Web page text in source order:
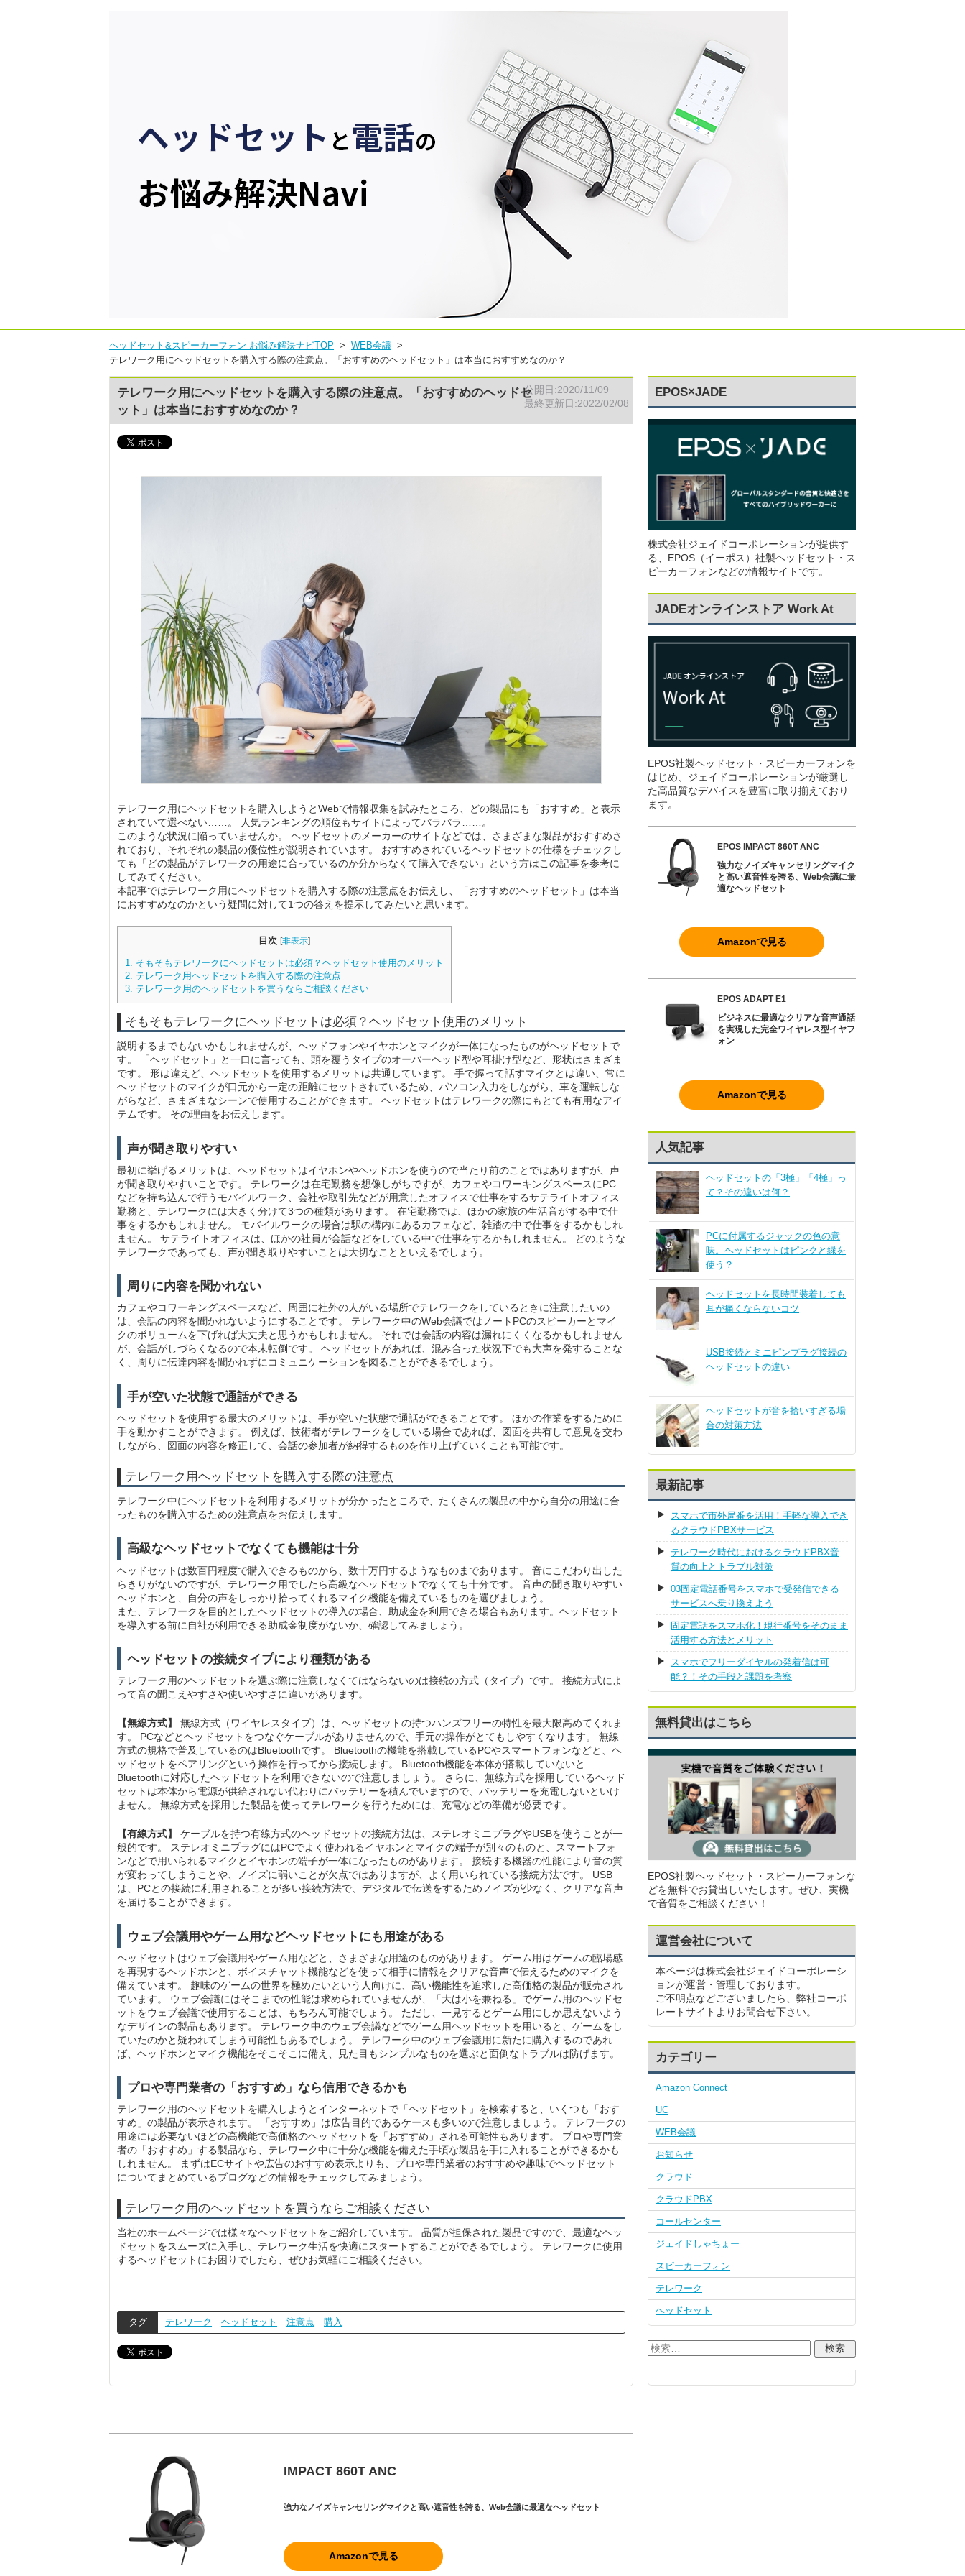
ヘッドセット&スピーカーフォン お悩み解決ナビTOP > WEB会議 >
テレワーク用にヘッドセットを購入する際の注意点。「おすすめのヘッドセット」は本当におすすめなのか？
テレワーク用にヘッドセットを購入する際の注意点。「おすすめのヘッドセ
ット」は本当におすすめなのか？
公開日:2020/11/09
最終更新日:2022/02/08
テレワーク用にヘッドセットを購入しようとWebで情報収集を試みたところ、どの製品にも「おすすめ」と表示
されていて選べない……。 人気ランキングの順位もサイトによってバラバラ……。
このような状況に陥っていませんか。 ヘッドセットのメーカーのサイトなどでは、さまざまな製品がおすすめさ
れており、それぞれの製品の優位性が説明されています。 おすすめされているヘッドセットの仕様をチェックし
ても「どの製品がテレワークの用途に合っているのか分からなくて購入できない」という方はこの記事を参考に
してみてください。
本記事ではテレワーク用にヘッドセットを購入する際の注意点をお伝えし、「おすすめのヘッドセット」は本当
におすすめなのかという疑問に対して1つの答えを提示してみたいと思います。
目次 [非表示]
1. そもそもテレワークにヘッドセットは必須？ヘッドセット使用のメリット
2. テレワーク用ヘッドセットを購入する際の注意点
3. テレワーク用のヘッドセットを買うならご相談ください
そもそもテレワークにヘッドセットは必須？ヘッドセット使用のメリット
説明するまでもないかもしれませんが、ヘッドフォンやイヤホンとマイクが一体になったものがヘッドセットで
す。 「ヘッドセット」と一口に言っても、頭を覆うタイプのオーバーヘッド型や耳掛け型など、形状はさまざま
です。 形は違えど、ヘッドセットを使用するメリットは共通しています。 手で握って話すマイクとは違い、常に
ヘッドセットのマイクが口元から一定の距離にセットされているため、パソコン入力をしながら、車を運転しな
がらなど、さまざまなシーンで使用することができます。 ヘッドセットはテレワークの際にもとても有用なアイ
テムです。 その理由をお伝えします。
声が聞き取りやすい
最初に挙げるメリットは、ヘッドセットはイヤホンやヘッドホンを使うので当たり前のことではありますが、声
が聞き取りやすいことです。 テレワークは在宅勤務を想像しがちですが、カフェやコワーキングスペースにPC
などを持ち込んで行うモバイルワーク、会社や取引先などが用意したオフィスで仕事をするサテライトオフィス
勤務と、テレワークには大きく分けて3つの種類があります。 在宅勤務では、ほかの家族の生活音がする中で仕
事をするかもしれません。 モバイルワークの場合は駅の構内にあるカフェなど、雑踏の中で仕事をするかもしれ
ません。 サテライトオフィスは、ほかの社員が会話などをしている中で仕事をするかもしれません。 どのような
テレワークであっても、声が聞き取りやすいことは大切なことといえるでしょう。
周りに内容を聞かれない
カフェやコワーキングスペースなど、周囲に社外の人がいる場所でテレワークをしているときに注意したいの
は、会話の内容を聞かれないようにすることです。 テレワーク中のWeb会議ではノートPCのスピーカーとマイ
クのボリュームを下げれば大丈夫と思うかもしれません。 それでは会話の内容は漏れにくくなるかもしれません
が、会話がしづらくなるので本末転倒です。 ヘッドセットがあれば、混み合った状況下でも大声を発することな
く、周りに伝達内容を聞かれずにコミュニケーションを図ることができるでしょう。
手が空いた状態で通話ができる
ヘッドセットを使用する最大のメリットは、手が空いた状態で通話ができることです。 ほかの作業をするために
手を動かすことができます。 例えば、技術者がテレワークをしている場合であれば、図面を共有して意見を交わ
しながら、図面の内容を修正して、会話の参加者が納得するものを作り上げていくことも可能です。
テレワーク用ヘッドセットを購入する際の注意点
テレワーク中にヘッドセットを利用するメリットが分かったところで、たくさんの製品の中から自分の用途に合
ったものを購入するための注意点をお伝えします。
高級なヘッドセットでなくても機能は十分
ヘッドセットは数百円程度で購入できるものから、数十万円するようなものまであります。 音にこだわり出した
らきりがないのですが、テレワーク用でしたら高級なヘッドセットでなくても十分です。 音声の聞き取りやすい
ヘッドホンと、自分の声をしっかり拾ってくれるマイク機能を備えているものを選びましょう。
また、テレワークを目的としたヘッドセットの導入の場合、助成金を利用できる場合もあります。ヘッドセット
を導入する前に自社が利用できる助成金制度がないか、確認してみましょう。
ヘッドセットの接続タイプにより種類がある
テレワーク用のヘッドセットを選ぶ際に注意しなくてはならないのは接続の方式（タイプ）です。 接続方式によ
って音の聞こえやすさや使いやすさに違いがあります。
【無線方式】
無線方式（ワイヤレスタイプ）は、ヘッドセットの持つハンズフリーの特性を最大限高めてくれま
す。 PCなどとヘッドセットをつなぐケーブルがありませんので、手元の操作がとてもしやすくなります。 無線
方式の規格で普及しているのはBluetoothです。 Bluetoothの機能を搭載しているPCやスマートフォンなどと、ヘ
ッドセットをペアリングという操作を行ってから接続します。 Bluetooth機能を本体が搭載していないと
Bluetoothに対応したヘッドセットを利用できないので注意しましょう。 さらに、無線方式を採用しているヘッド
セットは本体から電源が供給されない代わりにバッテリーを積んでいますので、バッテリーを充電しないといけ
ません。 無線方式を採用した製品を使ってテレワークを行うためには、充電などの準備が必要です。
【有線方式】
ケーブルを持つ有線方式のヘッドセットの接続方法は、ステレオミニプラグやUSBを使うことが一
般的です。 ステレオミニプラグにはPCでよく使われるイヤホンとマイクの端子が別々のものと、スマートフォ
ンなどで用いられるマイクとイヤホンの端子が一体になったものがあります。 接続する機器の性能により音の質
が変わってしまうことや、ノイズに弱いことが欠点ではありますが、よく用いられている接続方法です。 USB
は、PCとの接続に利用されることが多い接続方法で、デジタルで伝送をするためノイズが少なく、クリアな音声
を届けることができます。
ウェブ会議用やゲーム用などヘッドセットにも用途がある
ヘッドセットはウェブ会議用やゲーム用などと、さまざまな用途のものがあります。 ゲーム用はゲームの臨場感
を再現するヘッドホンと、ボイスチャット機能などを使って相手に情報をクリアな音声で伝えるためのマイクを
備えています。 趣味のゲームの世界を極めたいという人向けに、高い機能性を追求した高価格の製品が販売され
ています。 ウェブ会議にはそこまでの性能は求められていませんが、「大は小を兼ねる」でゲーム用のヘッドセ
ットをウェブ会議で使用することは、もちろん可能でしょう。 ただし、一見するとゲーム用にしか思えないよう
なデザインの製品もあります。 テレワーク中のウェブ会議などでゲーム用ヘッドセットを用いると、ゲームをし
ていたのかと疑われてしまう可能性もあるでしょう。 テレワーク中のウェブ会議用に新たに購入するのであれ
ば、ヘッドホンとマイク機能をそこそこに備え、見た目もシンプルなものを選ぶと面倒なトラブルは防げます。
プロや専門業者の「おすすめ」なら信用できるかも
テレワーク用のヘッドセットを購入しようとインターネットで「ヘッドセット」を検索すると、いくつも「おす
すめ」の製品が表示されます。 「おすすめ」は広告目的であるケースも多いので注意しましょう。 テレワークの
用途には必要ないほどの高機能で高価格のヘッドセットを「おすすめ」される可能性もあります。 プロや専門業
者の「おすすめ」する製品なら、テレワーク中に十分な機能を備えた手頃な製品を手に入れることができるかも
しれません。 まずはECサイトや広告のおすすめ表示よりも、プロや専門業者のおすすめや趣味でヘッドセット
についてまとめているブログなどの情報をチェックしてみましょう。
テレワーク用のヘッドセットを買うならご相談ください
当社のホームページでは様々なヘッドセットをご紹介しています。 品質が担保された製品ですので、最適なヘッ
ドセットをスムーズに入手し、テレワーク生活を快適にスタートすることができるでしょう。 テレワークに使用
するヘッドセットにお困りでしたら、ぜひお気軽にご相談ください。
タグ テレワーク ヘッドセット 注意点 購入
IMPACT 860T ANC
強力なノイズキャンセリングマイクと高い遮音性を誇る、Web会議に最適なヘッドセット
Amazonで見る
EPOS×JADE
株式会社ジェイドコーポレーションが提供す
る、EPOS（イーポス）社製ヘッドセット・ス
ピーカーフォンなどの情報サイトです。
JADEオンラインストア Work At
EPOS社製ヘッドセット・スピーカーフォンを
はじめ、ジェイドコーポレーションが厳選し
た高品質なデバイスを豊富に取り揃えており
ます。
EPOS IMPACT 860T ANC
強力なノイズキャンセリングマイク
と高い遮音性を誇る、Web会議に最
適なヘッドセット
Amazonで見る
EPOS ADAPT E1
ビジネスに最適なクリアな音声通話
を実現した完全ワイヤレス型イヤフ
ォン
Amazonで見る
人気記事
ヘッドセットの「3極」「4極」っ
て？その違いは何？
PCに付属するジャックの色の意
味。ヘッドセットはピンクと緑を
使う？
ヘッドセットを長時間装着しても
耳が痛くならないコツ
USB接続とミニピンプラグ接続の
ヘッドセットの違い
ヘッドセットが音を拾いすぎる場
合の対策方法
最新記事
スマホで市外局番を活用！手軽な導入でき
るクラウドPBXサービス
テレワーク時代におけるクラウドPBX音
質の向上とトラブル対策
03固定電話番号をスマホで受発信できる
サービスへ乗り換えよう
固定電話をスマホ化！現行番号をそのまま
活用する方法とメリット
スマホでフリーダイヤルの発着信は可
能？！その手段と課題を考察
無料貸出はこちら
EPOS社製ヘッドセット・スピーカーフォンな
どを無料でお貸出しいたします。ぜひ、実機
で音質をご相談ください！
運営会社について
本ページは株式会社ジェイドコーポレーシ
ョンが運営・管理しております。
ご不明点などございましたら、弊社コーポ
レートサイトよりお問合せ下さい。
カテゴリー
Amazon Connect
UC
WEB会議
お知らせ
クラウド
クラウドPBX
コールセンター
ジェイドしゃちょー
スピーカーフォン
テレワーク
ヘッドセット